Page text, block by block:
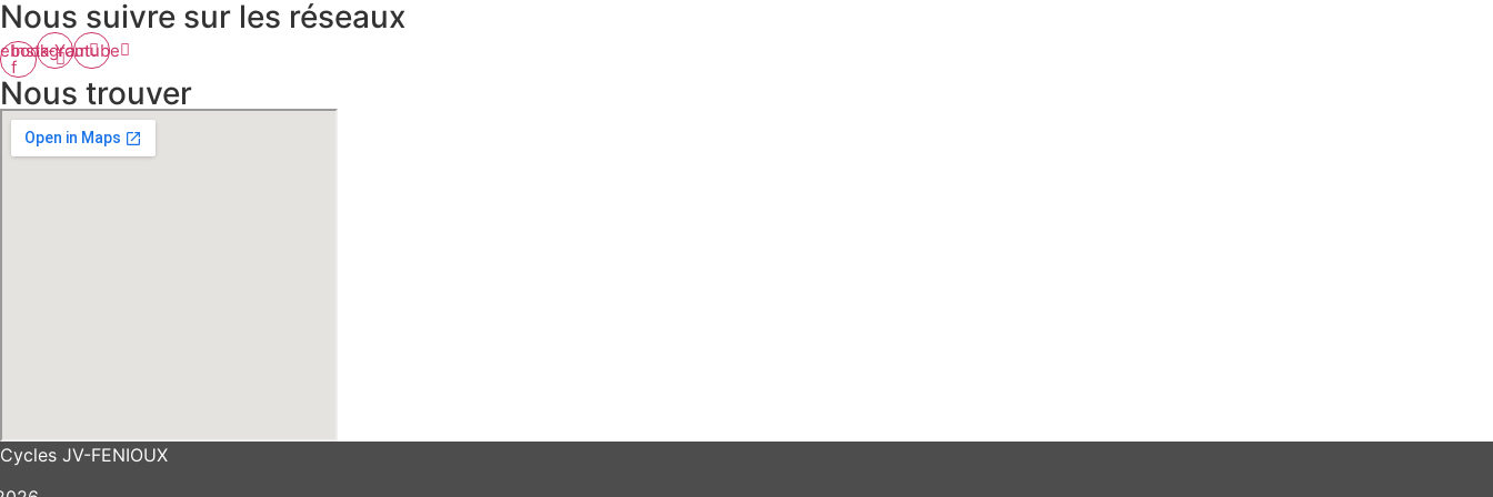
Nous suivre sur les réseaux
f
Instagram
Youtube
Nous trouver
Cycles JV-FENIOUX